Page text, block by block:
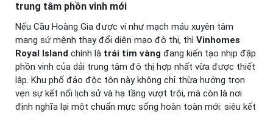
trung tâm phồn vinh mới
Nếu Cầu Hoàng Gia được ví như mạch máu xuyên tâm
mang sứ mệnh thay đổi diện mạo đô thị, thì Vinhomes
Royal Island chính là trái tim vàng đang kiến tạo nhịp đập
phồn vinh của dải trung tâm đô thị hợp nhất vừa được thiết
lập. Khu phố đảo độc tôn này không chỉ thừa hưởng trọn
vẹn sự kết nối lịch sử và hạ tầng vượt trội, mà còn là nơi
định nghĩa lại một chuẩn mực sống hoàn toàn mới: siêu kết